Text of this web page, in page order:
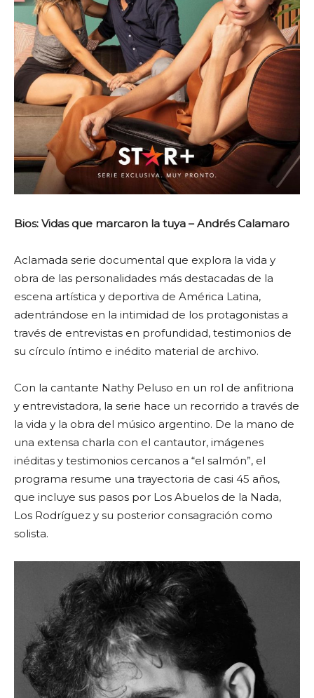
Bios: Vidas que marcaron la tuya – Andrés Calamaro
Aclamada serie documental que explora la vida y
obra de las personalidades más destacadas de la
escena artística y deportiva de América Latina,
adentrándose en la intimidad de los protagonistas a
través de entrevistas en profundidad, testimonios de
su círculo íntimo e inédito material de archivo.
Con la cantante Nathy Peluso en un rol de anfitriona
y entrevistadora, la serie hace un recorrido a través de
la vida y la obra del músico argentino. De la mano de
una extensa charla con el cantautor, imágenes
inéditas y testimonios cercanos a “el salmón”, el
programa resume una trayectoria de casi 45 años,
que incluye sus pasos por Los Abuelos de la Nada,
Los Rodríguez y su posterior consagración como
solista.